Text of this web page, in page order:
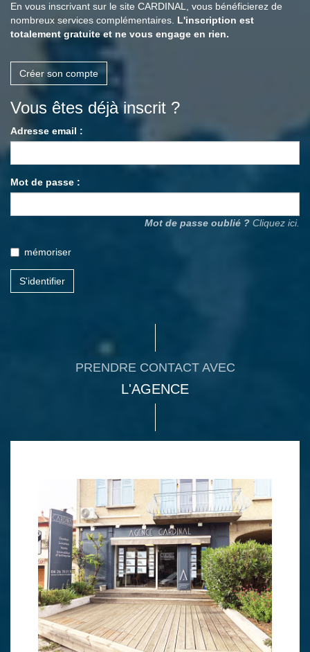
En vous inscrivant sur le site CARDINAL, vous bénéficierez de
nombreux services complémentaires. L'inscription est
totalement gratuite et ne vous engage en rien.
Créer son compte
Vous êtes déjà inscrit ?
Adresse email :
Mot de passe :
Mot de passe oublié ? Cliquez ici.
mémoriser
S'identifier
PRENDRE CONTACT AVEC
L'AGENCE